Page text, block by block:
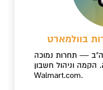
— תחרות נמוכה
הקמה וניהול חשבון
Walmart.com.